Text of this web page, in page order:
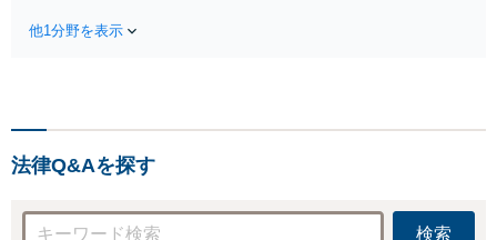
弟、親戚とのトラブル
沢駅30秒】
他1分野を表示
法律Q&Aを探す
検索